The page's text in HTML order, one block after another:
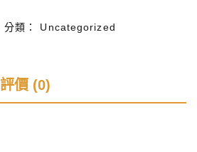
分類： Uncategorized
評價 (0)